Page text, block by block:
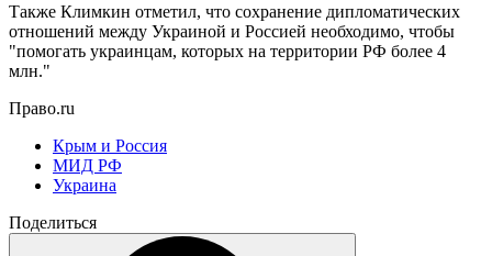
Также Климкин отметил, что сохранение дипломатических
отношений между Украиной и Россией необходимо, чтобы
"помогать украинцам, которых на территории РФ более 4
млн."
Право.ru
Крым и Россия
МИД РФ
Украина
Поделиться